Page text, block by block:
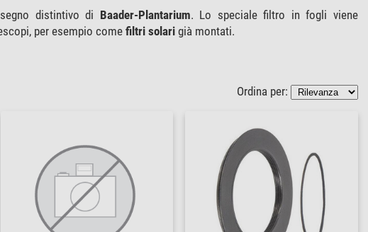
distintivo di Baader-Plantarium. Lo speciale filtro in fogli viene
per esempio come filtri solarigià montati.
Ordina per: